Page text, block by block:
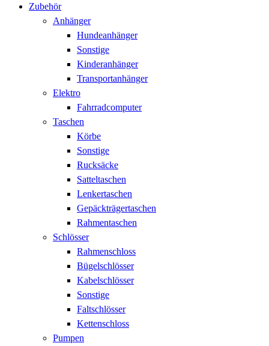
Zubehör
Anhänger
Hundeanhänger
Sonstige
Kinderanhänger
Transportanhänger
Elektro
Fahrradcomputer
Taschen
Körbe
Sonstige
Rucksäcke
Satteltaschen
Lenkertaschen
Gepäckträgertaschen
Rahmentaschen
Schlösser
Rahmenschloss
Bügelschlösser
Kabelschlösser
Sonstige
Faltschlösser
Kettenschloss
Pumpen